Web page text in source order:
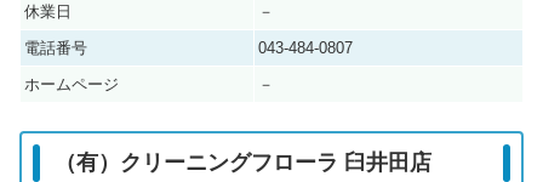
休業日
－
電話番号
043-484-0807
ホームページ
－
（有）クリーニングフローラ 臼井田店